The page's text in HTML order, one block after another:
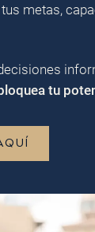
metas,
tu